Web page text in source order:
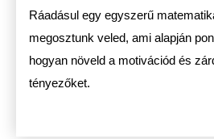
Ráadásul egy egyszerű
megosztunk veled, ami alapján
hogyan növeld a motivációd és
tényezőket.